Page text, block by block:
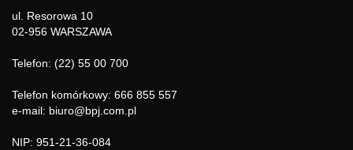
ul. Resorowa 10
02-956 WARSZAWA
Telefon: (22) 55 00 700
Telefon komórkowy: 666 855 557
e-mail: biuro@bpj.com.pl
NIP: 951-21-36-084